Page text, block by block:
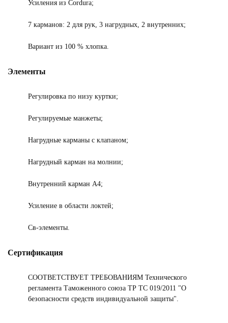
Усиления из Cordura;
7 карманов: 2 для рук, 3 нагрудных, 2 внутренних;
Вариант из 100 % хлопка.
Элементы
Регулировка по низу куртки;
Регулируемые манжеты;
Нагрудные карманы с клапаном;
Нагрудный карман на молнии;
Внутренний карман A4;
Усиление в области локтей;
Св-элементы.
Сертификация
СООТВЕТСТВУЕТ ТРЕБОВАНИЯМ Технического
регламента Таможенного союза ТР ТС 019/2011 "О
безопасности средств индивидуальной защиты".